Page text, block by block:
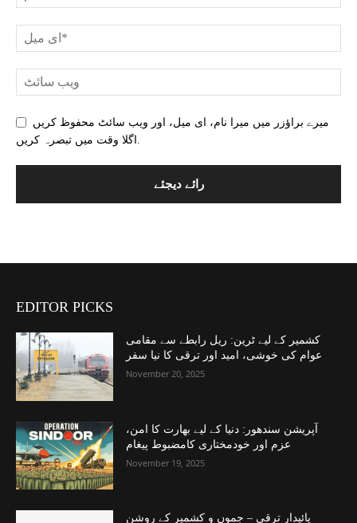
میرے براؤزر میں میرا نام، ای میل، اور ویب سائٹ محفوظ کریں
EDITOR PICKS
کشمیر کے لیے ٹرین: ریل رابطے سے مقامی
عوام کی خوشی، امید اور ترقی کا نیا سفر
November 20, 2025
آپریشن سندھور: دنیا کے لیے بھارت کا امن،
عزم اور خودمختاری کامضبوط پیغام
November 19, 2025
پائیدار ترقی – جموں و کشمیر کے روشن